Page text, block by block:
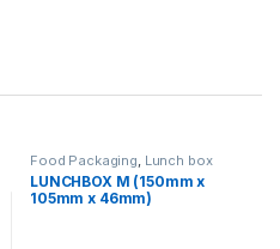
Food Packaging Lunch box
LUNCHBOX M (150mm x
105mm x 46mm)